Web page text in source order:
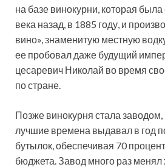
на базе винокурни, которая
века назад, в 1885 году, и
вино», знаменитую местную
ее пробовал даже будущий
цесаревич Николай во время
по стране.
Позже винокурня стала заводом,
лучшие времена выдавал в год
бутылок, обеспечивая 70
бюджета. Завод много раз менял